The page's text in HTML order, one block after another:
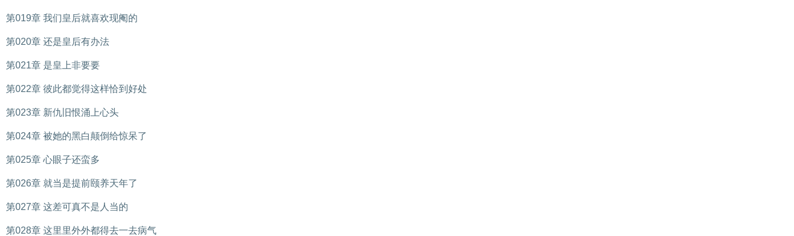
第019章 我们皇后就喜欢现阉的
第020章 还是皇后有办法
第021章 是皇上非要要
第022章 彼此都觉得这样恰到好处
第023章 新仇旧恨涌上心头
第024章 被她的黑白颠倒给惊呆了
第025章 心眼子还蛮多
第026章 就当是提前颐养天年了
第027章 这差可真不是人当的
第028章 这里里外外都得去一去病气